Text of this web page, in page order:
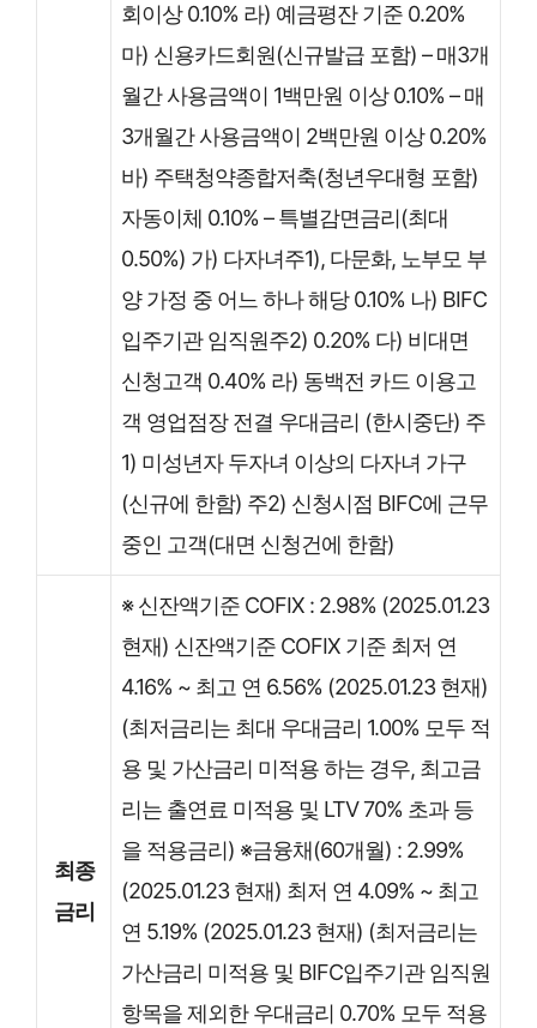
회이상 0.10% 라) 예금평잔 기준 0.20%
마) 신용카드회원(신규발급 포함) – 매3개
월간 사용금액이 1백만원 이상 0.10% – 매
3개월간 사용금액이 2백만원 이상 0.20%
바) 주택청약종합저축(청년우대형 포함)
자동이체 0.10% – 특별감면금리(최대
0.50%) 가) 다자녀주1), 다문화, 노부모 부
양 가정 중 어느 하나 해당 0.10% 나) BIFC
입주기관 임직원주2) 0.20% 다) 비대면
신청고객 0.40% 라) 동백전 카드 이용고
객 영업점장 전결 우대금리 (한시중단) 주
1) 미성년자 두자녀 이상의 다자녀 가구
(신규에 한함) 주2) 신청시점 BIFC에 근무
중인 고객(대면 신청건에 한함)
최종
금리
※ 신잔액기준 COFIX : 2.98% (2025.01.23
현재) 신잔액기준 COFIX 기준 최저 연
4.16% ~ 최고 연 6.56% (2025.01.23 현재)
(최저금리는 최대 우대금리 1.00% 모두 적
용 및 가산금리 미적용 하는 경우, 최고금
리는 출연료 미적용 및 LTV 70% 초과 등
을 적용금리) ※금융채(60개월) : 2.99%
(2025.01.23 현재) 최저 연 4.09% ~ 최고
연 5.19% (2025.01.23 현재) (최저금리는
가산금리 미적용 및 BIFC입주기관 임직원
항목을 제외한 우대금리 0.70% 모두 적용